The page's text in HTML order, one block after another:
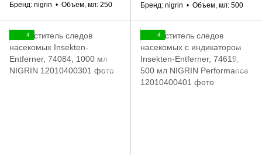
Бренд nigrin Объем, мл 250 Бренд nigrin Объем, мл 500
4 4